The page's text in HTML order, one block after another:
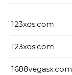
123xos.com
123xos.com
1688vegasx.com